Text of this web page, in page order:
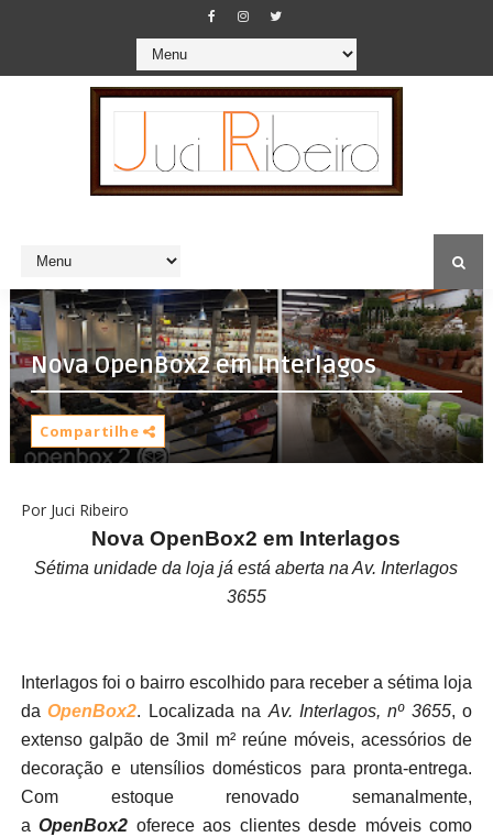
Nova OpenBox2 em Interlagos
Compartilhe
Por Juci Ribeiro
Nova OpenBox2 em Interlagos
Sétima unidade da loja já está aberta na Av. Interlagos
3655
Interlagos foi o bairro escolhido para receber a sétima loja
daOpenBox2. Localizada na Av. Interlagos, nº 3655, o
extenso galpão de 3mil m² reúne móveis, acessórios de
decoração e utensílios domésticos para pronta-entrega.
Com estoque renovado semanalmente,
aOpenBox2 oferece aos clientes desde móveis como